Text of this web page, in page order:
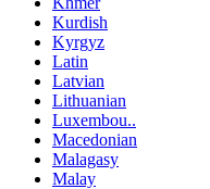
Kurdish
Kyrgyz
Latin
Latvian
Lithuanian
Luxembou..
Macedonian
Malagasy
Malay